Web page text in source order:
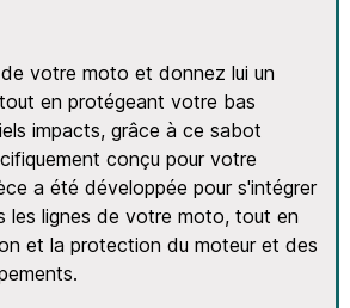
votre moto et donnez lui un
en protégeant votre bas
impacts, grâce à ce sabot
conçu pour votre
a été développée pour s'intégrer
les lignes de votre moto, tout en
et la protection du moteur et des